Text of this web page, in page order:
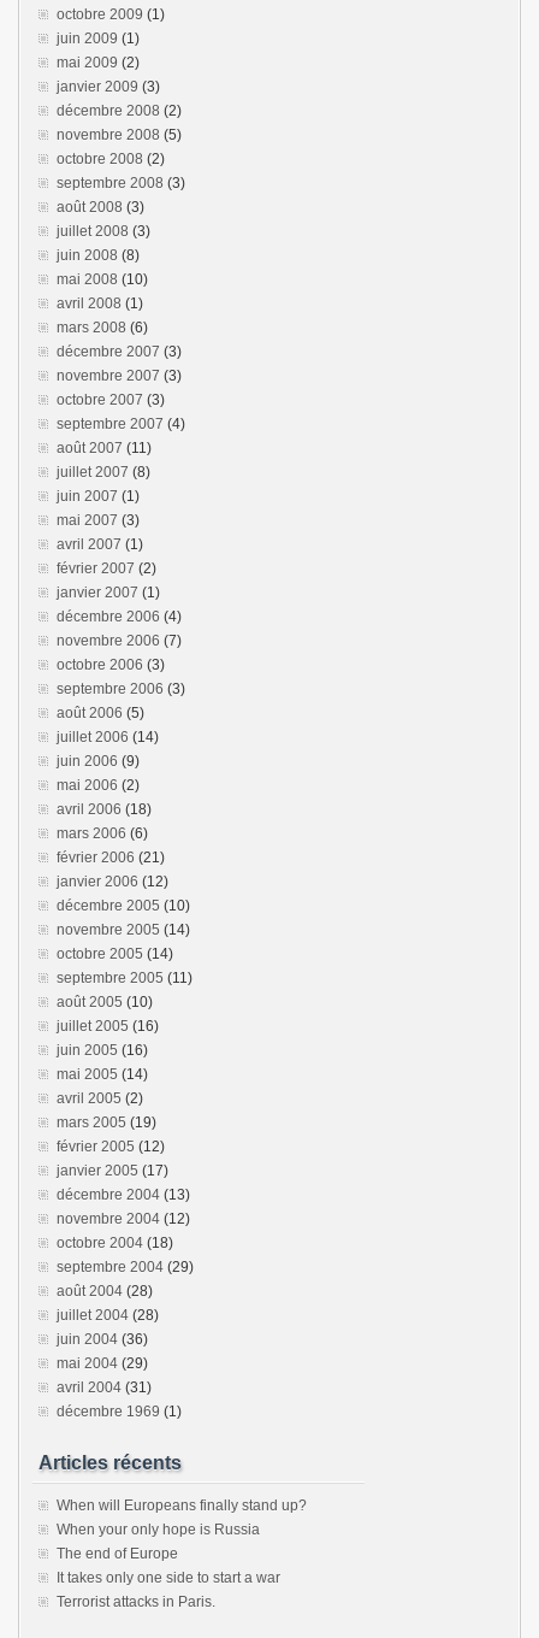
octobre 2009 (1)
juin 2009 (1)
mai 2009 (2)
janvier 2009 (3)
décembre 2008 (2)
novembre 2008 (5)
octobre 2008 (2)
septembre 2008 (3)
août 2008 (3)
juillet 2008 (3)
juin 2008 (8)
mai 2008 (10)
avril 2008 (1)
mars 2008 (6)
décembre 2007 (3)
novembre 2007 (3)
octobre 2007 (3)
septembre 2007 (4)
août 2007 (11)
juillet 2007 (8)
juin 2007 (1)
mai 2007 (3)
avril 2007 (1)
février 2007 (2)
janvier 2007 (1)
décembre 2006 (4)
novembre 2006 (7)
octobre 2006 (3)
septembre 2006 (3)
août 2006 (5)
juillet 2006 (14)
juin 2006 (9)
mai 2006 (2)
avril 2006 (18)
mars 2006 (6)
février 2006 (21)
janvier 2006 (12)
décembre 2005 (10)
novembre 2005 (14)
octobre 2005 (14)
septembre 2005 (11)
août 2005 (10)
juillet 2005 (16)
juin 2005 (16)
mai 2005 (14)
avril 2005 (2)
mars 2005 (19)
février 2005 (12)
janvier 2005 (17)
décembre 2004 (13)
novembre 2004 (12)
octobre 2004 (18)
septembre 2004 (29)
août 2004 (28)
juillet 2004 (28)
juin 2004 (36)
mai 2004 (29)
avril 2004 (31)
décembre 1969 (1)
Articles récents
When will Europeans finally stand up?
When your only hope is Russia
The end of Europe
It takes only one side to start a war
Terrorist attacks in Paris.